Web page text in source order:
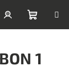
Prihlásenie
košík
1